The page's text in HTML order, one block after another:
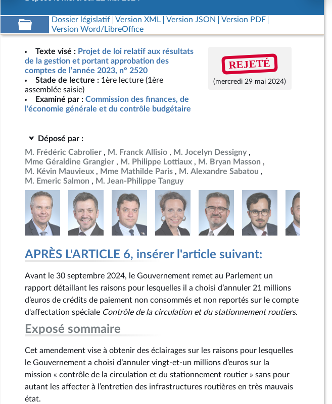
Dossier législatif Version XML Version JSON
Version PDF
Version Word/LibreOffice
Texte visé : Projet de loi relatif aux résultats
de la gestion et portant approbation des
comptes de l’année 2023, n° 2520
Stade de lecture : 1ère lecture (1ère
assemblée saisie)
Examiné par : Commission des finances, de
l'économie générale et du contrôle budgétaire
REJETÉ
(mercredi 29 mai 2024)
Déposé par :
M. Frédéric Cabrolier
M. Franck Allisio
M. Jocelyn Dessigny
Mme Géraldine Grangier
M. Philippe Lottiaux
M. Bryan Masson
M. Kévin Mauvieux
Mme Mathilde Paris
M. Alexandre Sabatou
M. Emeric Salmon
M. Jean-Philippe Tanguy
APRÈS L'ARTICLE 6, insérer l'article suivant:
Avant le 30 septembre 2024, le Gouvernement remet au Parlement un
rapport détaillant les raisons pour lesquelles il a choisi d’annuler 21 millions
d’euros de crédits de paiement non consommés et non reportés sur le compte
d'affectation spéciale Contrôle de la circulation et du stationnement routiers.
Exposé sommaire
Cet amendement vise à obtenir des éclairages sur les raisons pour lesquelles
le Gouvernement a choisi d’annuler vingt-et-un millions d’euros sur la
mission « contrôle de la circulation et du stationnement routier » sans pour
autant les affecter à l’entretien des infrastructures routières en très mauvais
état.